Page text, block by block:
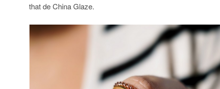
that de China Glaze.